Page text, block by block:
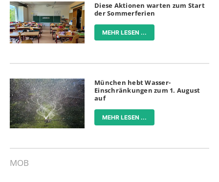
Diese Aktionen warten zum Start
der Sommerferien
MEHR LESEN ...
München hebt Wasser-
Einschränkungen zum 1. August
auf
MEHR LESEN ...
MOB